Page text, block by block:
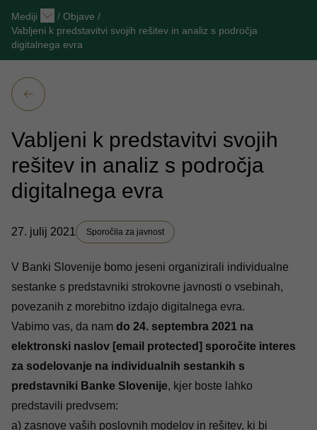
Mediji / Objave /
Vabljeni k predstavitvi svojih rešitev in analiz s področja
digitalnega evra
Vabljeni k predstavitvi svojih
rešitev in analiz s področja
digitalnega evra
27. julij 2021 Sporočila za javnost
V Banki Slovenije bomo jeseni organizirali individualne
sestanke s predstavniki strokovne javnosti o vsebinah,
povezanih z morebitno izdajo digitalnega evra.
Vabimo vas, da nam do 24. septembra 2021 na
elektronski naslov [email protected] sporočite interes
za sodelovanje na individualnih sestankih s
predstavniki Banke Slovenije, kjer boste lahko
predstavili predvsem:
a) zasnove vaših poslovnih modelov in rešitev, ki bi